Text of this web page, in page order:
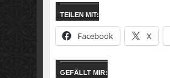
TEILEN MIT:
Facebook X
GEFÄLLT MIR: